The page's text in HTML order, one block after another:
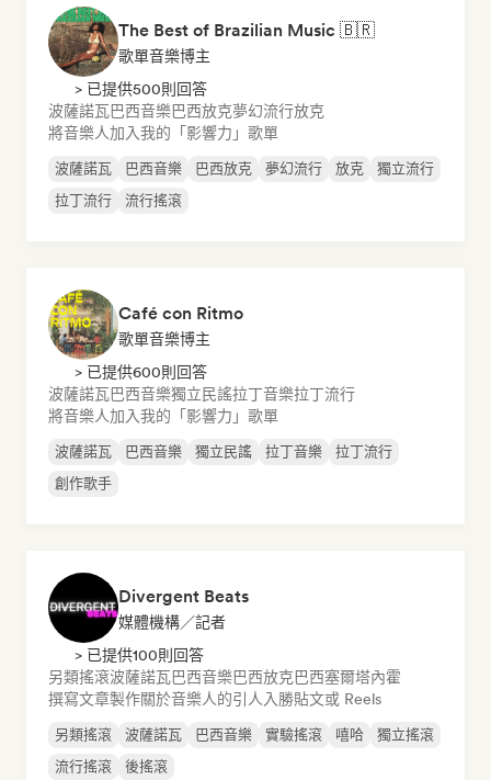
The Best of Brazilian Music 🇧🇷
歌單音樂博主
> 已提供500則回答
波薩諾瓦巴西音樂巴西放克夢幻流行放克
將音樂人加入我的「影響力」歌單
波薩諾瓦 巴西音樂 巴西放克 夢幻流行 放克
獨立流行
拉丁流行
流行搖滾
Café con Ritmo
歌單音樂博主
> 已提供600則回答
波薩諾瓦巴西音樂獨立民謠拉丁音樂拉丁流行
將音樂人加入我的「影響力」歌單
波薩諾瓦 巴西音樂 獨立民謠 拉丁音樂
拉丁流行
創作歌手
Divergent Beats
媒體機構／記者
> 已提供100則回答
另類搖滾波薩諾瓦巴西音樂巴西放克 巴西塞爾塔內霍
撰寫文章製作關於音樂人的引人入勝貼文或 Reels
另類搖滾 波薩諾瓦 巴西音樂 實驗搖滾 嘻哈
獨立搖滾
流行搖滾
後搖滾